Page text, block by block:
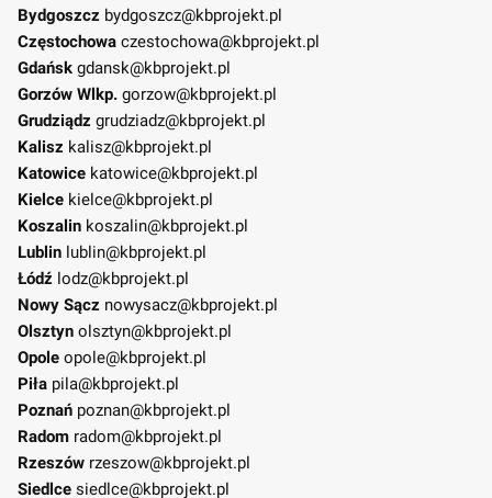
Bydgoszcz bydgoszcz@kbprojekt.pl
Częstochowa czestochowa@kbprojekt.pl
Gdańsk gdansk@kbprojekt.pl
Gorzów Wlkp. gorzow@kbprojekt.pl
Grudziądz grudziadz@kbprojekt.pl
Kalisz kalisz@kbprojekt.pl
Katowice katowice@kbprojekt.pl
Kielce kielce@kbprojekt.pl
Koszalin koszalin@kbprojekt.pl
Lublin lublin@kbprojekt.pl
Łódź lodz@kbprojekt.pl
Nowy Sącz nowysacz@kbprojekt.pl
Olsztyn olsztyn@kbprojekt.pl
Opole opole@kbprojekt.pl
Piła pila@kbprojekt.pl
Poznań poznan@kbprojekt.pl
Radom radom@kbprojekt.pl
Rzeszów rzeszow@kbprojekt.pl
Siedlce siedlce@kbprojekt.pl